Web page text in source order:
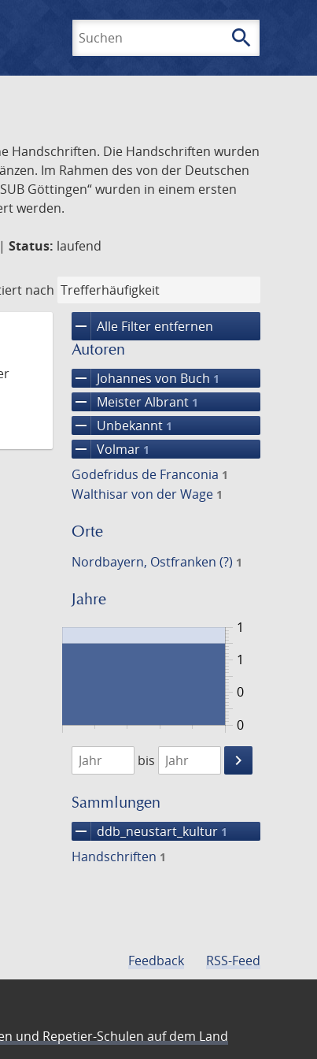
search
Handschriften. Die Handschriften wurden
Im Rahmen des von der Deutschen
Göttingen“ wurden in einem ersten
werden.
Status: laufend
nach
remove Alle Filter entfernen
Autoren
remove Johannes von Buch 1
remove Meister Albrant 1
remove Unbekannt 1
remove Volmar 1
Godefridus de Franconia 1
Walthisar von der Wage 1
Orte
Nordbayern, Ostfranken (?) 1
Jahre
0
1
0
1
1474
1475
bis
keyboard_arrow_right
Suche
Sammlungen
remove ddb_neustart_kultur 1
Handschriften 1
Feedback RSS-Feed
und Repetier-Schulen auf dem Land